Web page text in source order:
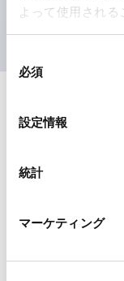
よって使用される
必須
設定情報
統計
マーケティング
UL、CSA、TÜV
ドキュメント
カタログ
（日本語）